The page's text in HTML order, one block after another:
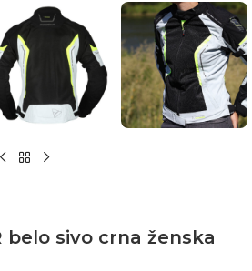
belo sivo crna ženska